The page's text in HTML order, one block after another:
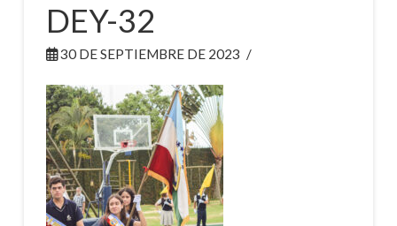
DEY-32
30 DE SEPTIEMBRE DE 2023